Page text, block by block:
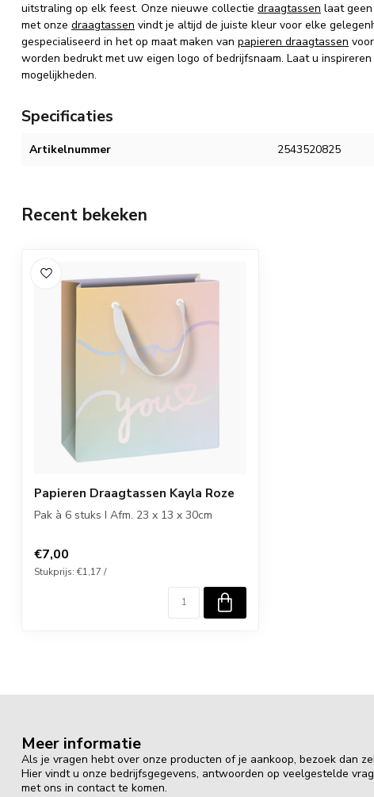
uitstraling op elk feest. Onze nieuwe collectie draagtassen laat
met onze draagtassen vindt je altijd de juiste kleur voor elke
gespecialiseerd in het op maat maken van papieren draagtassen
worden bedrukt met uw eigen logo of bedrijfsnaam. Laat u
mogelijkheden.
Specificaties
Artikelnummer 2543520825
Recent bekeken
Papieren Draagtassen Kayla Roze
Pak à 6 stuks I Afm. 23 x 13 x 30cm
€7,00
Stukprijs: €1,17 /
Meer informatie
Als je vragen hebt over onze producten of je aankoop, bezoek dan
Hier vindt u onze bedrijfsgegevens, antwoorden op veelgestelde
met ons in contact te komen.